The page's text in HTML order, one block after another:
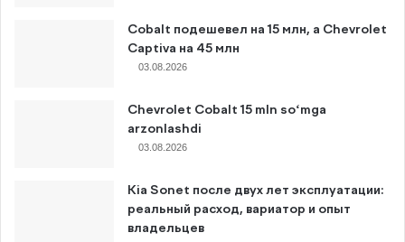
Cobalt подешевел на 15 млн, а Chevrolet
Captiva на 45 млн
03.08.2026
Chevrolet Cobalt 15 mln so‘mga
arzonlashdi
03.08.2026
Kia Sonet после двух лет эксплуатации:
реальный расход, вариатор и опыт
владельцев